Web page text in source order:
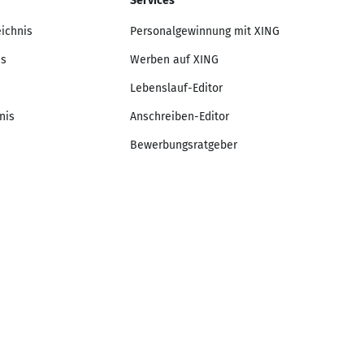
Personalgewinnung mit XING
Werben auf XING
Lebenslauf-Editor
Anschreiben-Editor
Bewerbungsratgeber